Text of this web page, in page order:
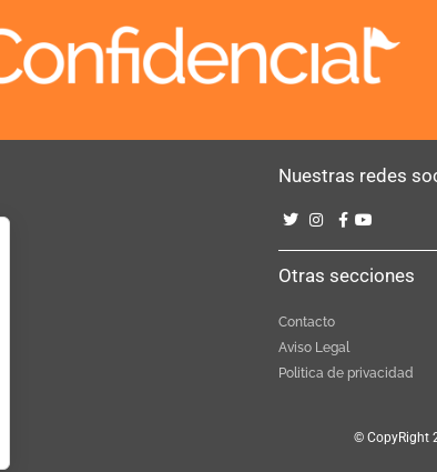
Nuestras redes
Otras secciones
Contacto
Aviso Legal
Politica de privacidad
© CopyRight